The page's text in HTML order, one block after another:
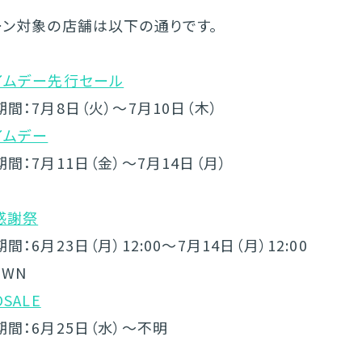
対象の店舗は以下の通りです。
ムデー先行セール
7月8日（火）～7月10日（木）
デー
7月11日（金）～7月14日（月）
謝祭
6月23日（月）12:00～7月14日（月）12:00
6月25日（水）～不明